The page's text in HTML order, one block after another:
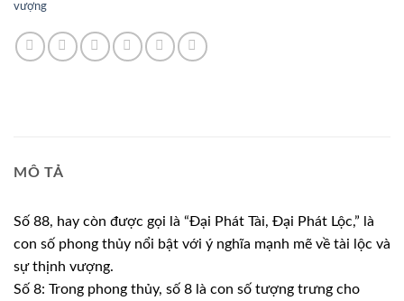
vượng
MÔ TẢ
Số 88, hay còn được gọi là “Đại Phát Tài, Đại Phát Lộc,” là
con số phong thủy nổi bật với ý nghĩa mạnh mẽ về tài lộc và
sự thịnh vượng.
Số 8: Trong phong thủy, số 8 là con số tượng trưng cho